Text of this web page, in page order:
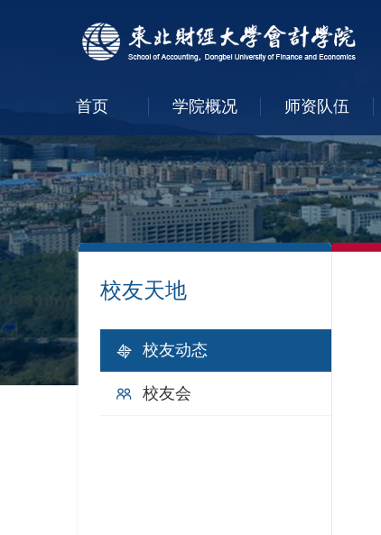
首页 学院概况 师资队伍
校友天地
校友动态
校友会